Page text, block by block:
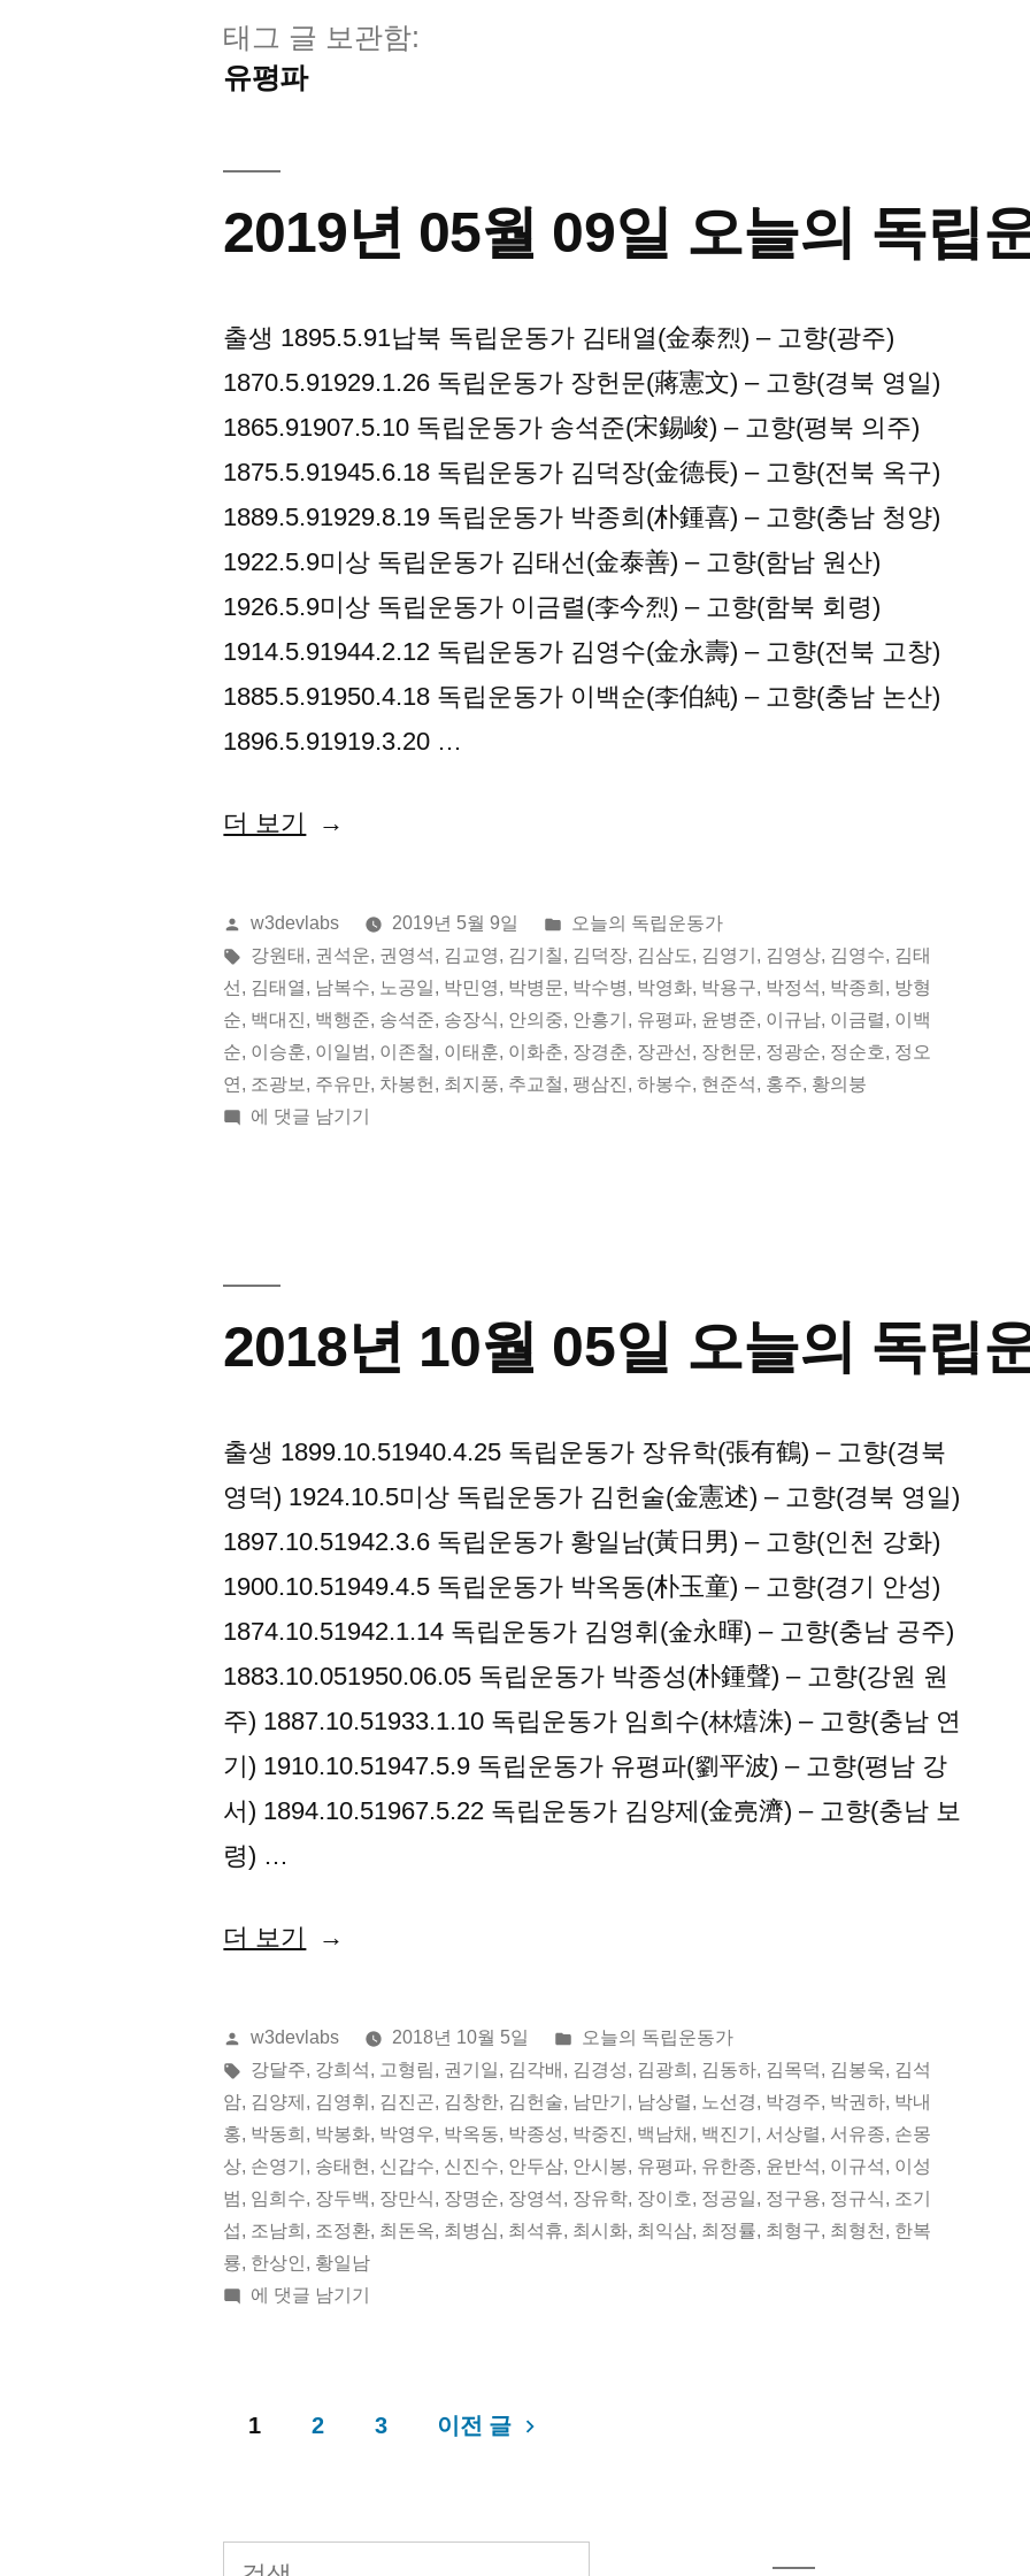
태그 글 보관함:
유평파
2019년 05월 09일 오늘의 독립
출생 1895.5.91납북 독립운동가 김태열(金泰烈) – 고향(광주)
1870.5.91929.1.26 독립운동가 장헌문(蔣憲文) – 고향(경북 영일)
1865.91907.5.10 독립운동가 송석준(宋錫峻) – 고향(평북 의주)
1875.5.91945.6.18 독립운동가 김덕장(金德長) – 고향(전북 옥구)
1889.5.91929.8.19 독립운동가 박종희(朴鍾喜) – 고향(충남 청양)
1922.5.9미상 독립운동가 김태선(金泰善) – 고향(함남 원산)
1926.5.9미상 독립운동가 이금렬(李今烈) – 고향(함북 회령)
1914.5.91944.2.12 독립운동가 김영수(金永壽) – 고향(전북 고창)
1885.5.91950.4.18 독립운동가 이백순(李伯純) – 고향(충남 논산)
1896.5.91919.3.20 …
더 보기 “2019
05
월
09
일
오
늘
동
올
린
이:
w3devlabs 2019년 5월 9일
게
시
됨:
오늘의 독립운동가
태
그:
강원태 , 권석운, 권영석, 김교영, 김기칠, 김덕장, 김삼도, 김영기 , 김영상, 김영수, 김태
선 , 김태열, 남복수, 노공일, 박민영, 박병문, 박수병, 박영화, 박용구, 박정석, 박종희 , 방형
순, 백대진 , 백행준, 송석준, 송장식, 안의중, 안흥기 , 유평파, 윤병준, 이규남, 이금렬, 이백
순, 이승훈, 이일범, 이존철, 이태훈, 이화춘, 장경춘, 장관선 , 장헌문, 정광순, 정순호, 정오
연 , 조광보 , 주유만, 차봉헌 , 최지풍, 추교철, 팽삼진 ,하봉수, 현준석, 홍주, 황의붕
2019
늘
의
립
운
동
가
에 댓글 남기기
2018년 10월 05일 오늘의 독립
출생 1899.10.51940.4.25 독립운동가 장유학(張有鶴) – 고향(경북
영덕) 1924.10.5미상 독립운동가 김헌술(金憲述) – 고향(경북 영일)
1897.10.51942.3.6 독립운동가 황일남(黃日男) – 고향(인천 강화)
1900.10.51949.4.5 독립운동가 박옥동(朴玉童) – 고향(경기 안성)
1874.10.51942.1.14 독립운동가 김영휘(金永暉) – 고향(충남 공주)
1883.10.051950.06.05 독립운동가 박종성(朴鍾聲) – 고향(강원 원
주) 1887.10.51933.1.10 독립운동가 임희수(林熺洙) – 고향(충남 연
기) 1910.10.51947.5.9 독립운동가 유평파(劉平波) – 고향(평남 강
서) 1894.10.51967.5.22 독립운동가 김양제(金亮濟) – 고향(충남 보
령) …
더 보기 “2018
10
월
05
일
오
늘
의
운
올
린
이:
w3devlabs 2018년 10월 5일
게
시
됨:
오늘의 독립운동가
태
그:
강달주, 강희석, 고형림, 권기일, 김각배 , 김경성, 김광희 , 김동하, 김목덕, 김봉욱, 김석
암, 김양제 , 김영휘 , 김진곤, 김창한, 김헌술, 남만기 , 남상렬, 노선경, 박경주, 박권하, 박내
홍, 박동희 , 박봉화, 박영우, 박옥동, 박종성, 박중진 , 백남채 , 백진기 , 서상렬, 서유종, 손몽
상, 손영기 , 송태현 , 신갑수, 신진수, 안두삼, 안시봉, 유평파, 유한종, 윤반석, 이규석, 이성
범, 임희수, 장두백, 장만식, 장명순, 장영석, 장유학, 장이호, 정공일, 정구용, 정규식, 조기
섭, 조남희 , 조정환, 최돈옥, 최병심, 최석휴, 최시화, 최익삼, 최정률, 최형구, 최형천 , 한복
룡, 한상인 , 황일남
2018
05
에 댓글 남기기
1 2 3 이전 글
검